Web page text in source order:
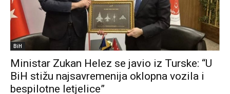
BiH
Ministar Zukan Helez se javio iz Turske: “U
BiH stižu najsavremenija oklopna vozila i
bespilotne letjelice”